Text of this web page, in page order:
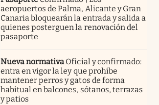
aeropuertos de Palma, Alicante y Gran
Canaria bloquearán la entrada y salida a
quienes posterguen la renovación del
pasaporte
Nueva normativa Oficial y confirmado:
entra en vigor la ley que prohíbe
mantener perros y gatos de forma
habitual en balcones, sótanos, terrazas
y patios